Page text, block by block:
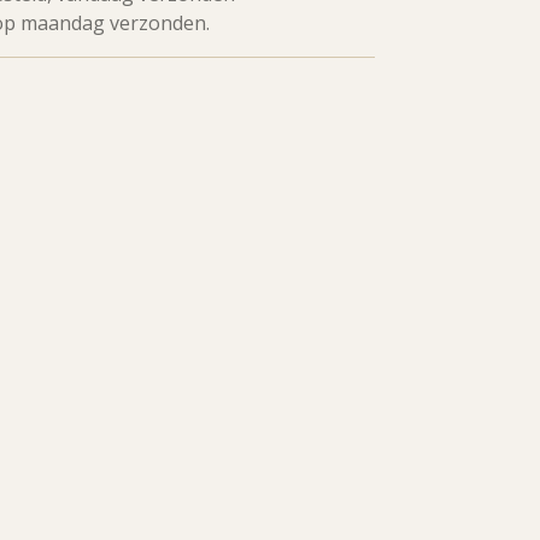
maandag verzonden.